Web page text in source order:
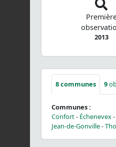
2013
8communes 9
Communes :
Confort- Échenevex-
Jean-de-Gonville-